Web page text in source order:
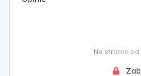
Na stronie od